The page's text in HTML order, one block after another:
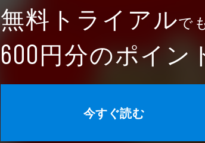
無料トライアルで
600円分のポイン
今すぐ読む